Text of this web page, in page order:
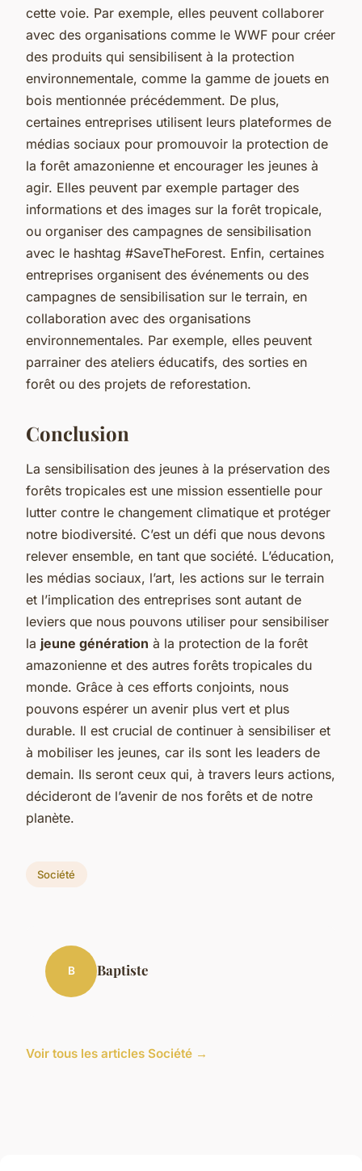
cette voie. Par exemple, elles peuvent collaborer
avec des organisations comme le WWF pour créer
des produits qui sensibilisent à la protection
environnementale, comme la gamme de jouets en
bois mentionnée précédemment. De plus,
certaines entreprises utilisent leurs plateformes de
médias sociaux pour promouvoir la protection de
la forêt amazonienne et encourager les jeunes à
agir. Elles peuvent par exemple partager des
informations et des images sur la forêt tropicale,
ou organiser des campagnes de sensibilisation
avec le hashtag #SaveTheForest. Enfin, certaines
entreprises organisent des événements ou des
campagnes de sensibilisation sur le terrain, en
collaboration avec des organisations
environnementales. Par exemple, elles peuvent
parrainer des ateliers éducatifs, des sorties en
forêt ou des projets de reforestation.
Conclusion
La sensibilisation des jeunes à la préservation des
forêts tropicales est une mission essentielle pour
lutter contre le changement climatique et protéger
notre biodiversité. C’est un défi que nous devons
relever ensemble, en tant que société. L’éducation,
les médias sociaux, l’art, les actions sur le terrain
et l’implication des entreprises sont autant de
leviers que nous pouvons utiliser pour sensibiliser
la jeune génération à la protection de la forêt
amazonienne et des autres forêts tropicales du
monde. Grâce à ces efforts conjoints, nous
pouvons espérer un avenir plus vert et plus
durable. Il est crucial de continuer à sensibiliser et
à mobiliser les jeunes, car ils sont les leaders de
demain. Ils seront ceux qui, à travers leurs actions,
décideront de l’avenir de nos forêts et de notre
planète.
Société
B Baptiste
Voir tous les articles Société →